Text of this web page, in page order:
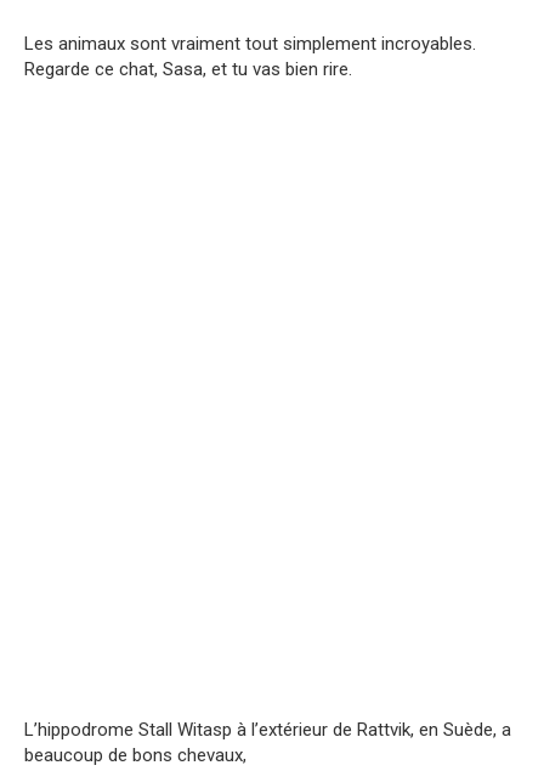
Les animaux sont vraiment tout simplement incroyables.
Regarde ce chat, Sasa, et tu vas bien rire.
L’hippodrome Stall Witasp à l’extérieur de Rattvik, en Suède, a
beaucoup de bons chevaux,